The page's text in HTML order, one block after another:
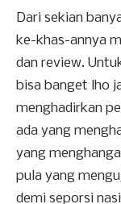
Dari sekian
ke-khas-annya
dan review.
bisa banget lho
menghadirkan
ada yang
yang
pula yang
demi seporsi